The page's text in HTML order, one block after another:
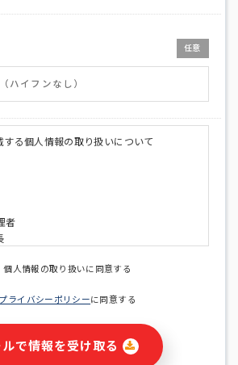
任意
する個人情報の取り扱いについて
者
の送付のため
サービスに関連する情報(当社及び第三者の
個人情報の取り扱いに同意する
プライバシーポリシーに同意する
で情報を受け取る